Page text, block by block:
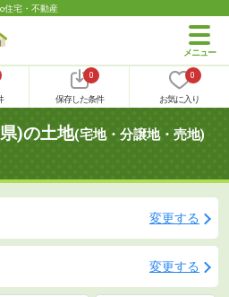
住宅・不動産
0
保存した条件
0
お気に入り
)の土地(宅地・分譲地・売地)
変更する
変更する